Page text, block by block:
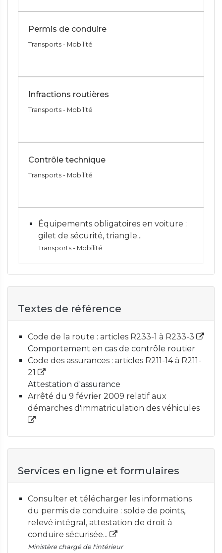
Permis de conduire
Transports - Mobilité
Infractions routières
Transports - Mobilité
Contrôle technique
Transports - Mobilité
Équipements obligatoires en voiture :
gilet de sécurité, triangle...
Transports - Mobilité
Textes de référence
Code de la route : articles R233-1 à R233-3
Comportement en cas de contrôle routier
Code des assurances : articles R211-14 à R211-
21
Attestation d'assurance
Arrêté du 9 février 2009 relatif aux
démarches d'immatriculation des véhicules
Services en ligne et formulaires
Consulter et télécharger les informations
du permis de conduire : solde de points,
relevé intégral, attestation de droit à
conduire sécurisée...
Ministère chargé de l'intérieur